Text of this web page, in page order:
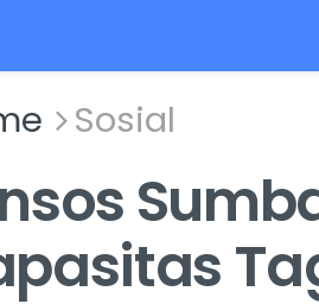
Sosial